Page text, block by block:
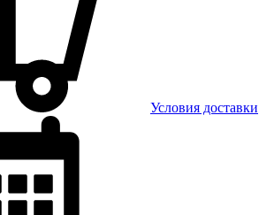
Условия доставки